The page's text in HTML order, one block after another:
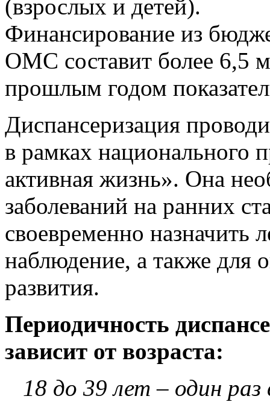
(взрослых и детей).
Финансирование из
ОМС составит более 6,5
прошлым годом
Диспансеризация
в рамках национального
активная жизнь». Она
заболеваний на ранних
своевременно назначить
наблюдение, а также для
развития.
Периодичность
зависит от возраста:
18 до 39 лет – один